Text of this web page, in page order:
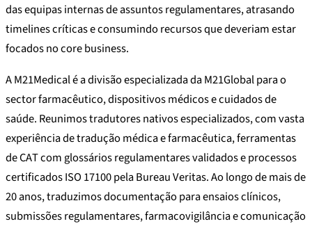
das equipas internas de assuntos regulamentares, atrasando
timelines críticas e consumindo recursos que deveriam estar
focados no core business.
A M21Medical é a divisão especializada da M21Global para o
sector farmacêutico, dispositivos médicos e cuidados de
saúde. Reunimos tradutores nativos especializados, com vasta
experiência de tradução médica e farmacêutica, ferramentas
de CAT com glossários regulamentares validados e processos
certificados ISO 17100 pela Bureau Veritas. Ao longo de mais de
20 anos, traduzimos documentação para ensaios clínicos,
submissões regulamentares, farmacovigilância e comunicação